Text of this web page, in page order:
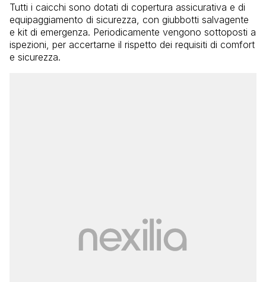
Tutti i caicchi sono dotati di copertura assicurativa e di
equipaggiamento di sicurezza, con giubbotti salvagente
e kit di emergenza. Periodicamente vengono sottoposti a
ispezioni, per accertarne il rispetto dei requisiti di comfort
e sicurezza.